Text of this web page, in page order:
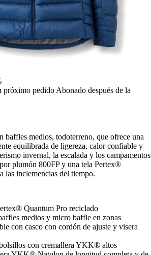
próximo pedido Abonado después de la
baffles medios, todoterreno, que ofrece una
equilibrada de ligereza, calor confiable y
invernal, la escalada y los campamentos
plumón 800FP y una tela Pertex®
las inclemencias del tiempo.
Quantum Pro reciclado
medios y micro baffle en zonas
con casco con cordón de ajuste y visera
con cremallera YKK® altos